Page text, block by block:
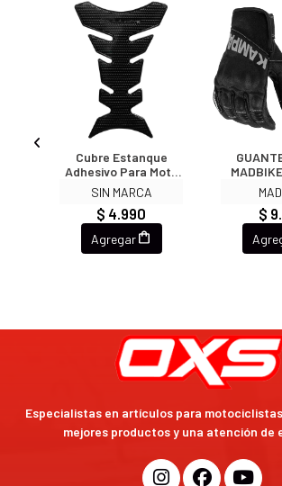
Cubre Estanque
Adhesivo Para Moto
3296
SIN MARCA
$ 4.990
Agregar
$
Especialistas en artículos para
mejores productos y una atención de